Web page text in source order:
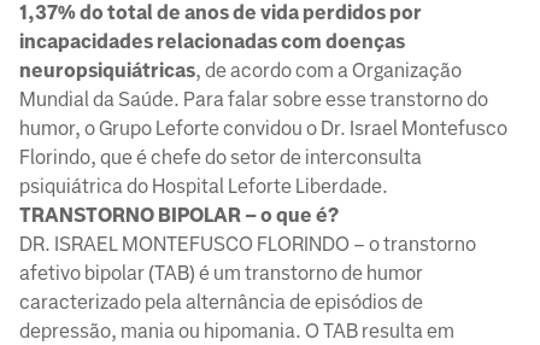
1,37% do total de anos de vida perdidos por
incapacidades relacionadas com doenças
neuropsiquiátricas, de acordo com a Organização
Mundial da Saúde. Para falar sobre esse transtorno do
humor, o Grupo Leforte convidou o Dr. Israel Montefusco
Florindo, que é chefe do setor de interconsulta
psiquiátrica do Hospital Leforte Liberdade.
TRANSTORNO BIPOLAR – o que é?
DR. ISRAEL MONTEFUSCO FLORINDO – o transtorno
afetivo bipolar (TAB) é um transtorno de humor
caracterizado pela alternância de episódios de
depressão, mania ou hipomania. O TAB resulta em